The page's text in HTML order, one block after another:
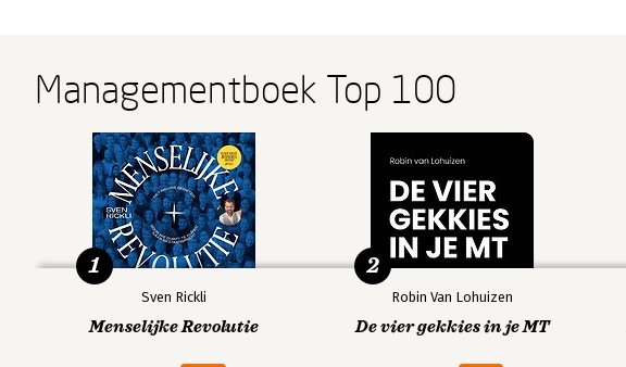
Managementboek Top 100
Sven Rickli
Menselijke Revolutie
1
Robin Van Lohuizen
De vier gekkies in je MT
2